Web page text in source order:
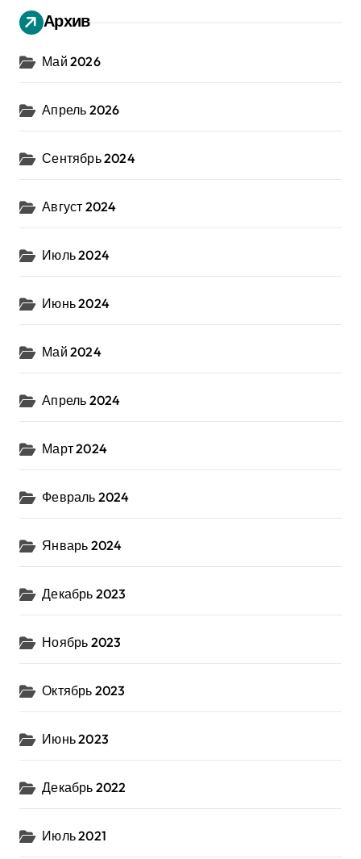
Архив
Май 2026
Апрель 2026
Сентябрь 2024
Август 2024
Июль 2024
Июнь 2024
Май 2024
Апрель 2024
Март 2024
Февраль 2024
Январь 2024
Декабрь 2023
Ноябрь 2023
Октябрь 2023
Июнь 2023
Декабрь 2022
Июль 2021